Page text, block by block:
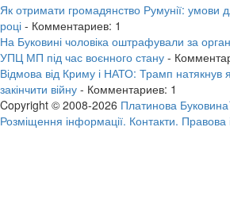
Як отримати громадянство Румунії:
році - Комментариев: 1
На Буковині чоловіка оштрафували за
УПЦ МП під час воєнного стану -
Відмова від Криму і НАТО: Трамп натякнув
закінчити війну - Комментариев: 1
Copyright © 2008-2026 Платинова
Розміщення інформації. Контакти. Правова